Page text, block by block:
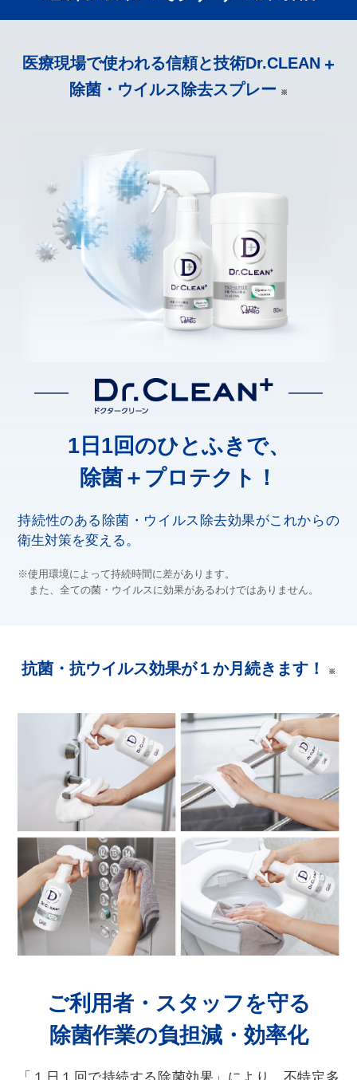
医療現場で使われる信頼と技術Dr.CLEAN +
除菌・ウイルス除去スプレー ※
1日1回のひとふきで、
除菌＋プロテクト！
持続性のある除菌・ウイルス除去効果がこれからの
衛生対策を変える。
※使用環境によって持続時間に差があります。
また、全ての菌・ウイルスに効果があるわけではありません。
抗菌・抗ウイルス効果が１か月続きます！ ※
ご利用者・スタッフを守る
除菌作業の負担減・効率化